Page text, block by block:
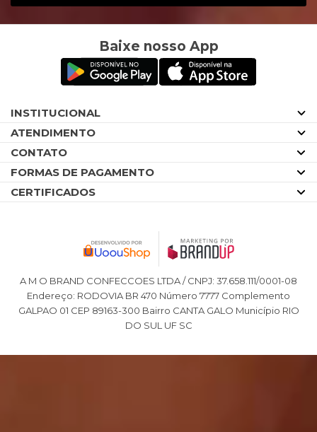
Baixe nosso App
INSTITUCIONAL
ATENDIMENTO
CONTATO
FORMAS DE PAGAMENTO
CERTIFICADOS
A M O BRAND CONFECCOES LTDA / CNPJ: 37.658.111/0001-08
Endereço: RODOVIA BR 470 Número 7777 Complemento
GALPAO 01 CEP 89163-300 Bairro CANTA GALO Município RIO
DO SUL UF SC